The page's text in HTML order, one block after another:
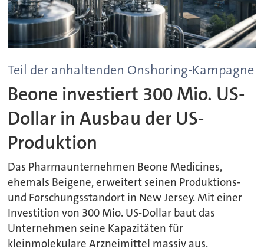
Teil der anhaltenden Onshoring-Kampagne
Beone investiert 300 Mio. US-
Dollar in Ausbau der US-
Produktion
Das Pharmaunternehmen Beone Medicines,
ehemals Beigene, erweitert seinen Produktions-
und Forschungsstandort in New Jersey. Mit einer
Investition von 300 Mio. US-Dollar baut das
Unternehmen seine Kapazitäten für
kleinmolekulare Arzneimittel massiv aus.